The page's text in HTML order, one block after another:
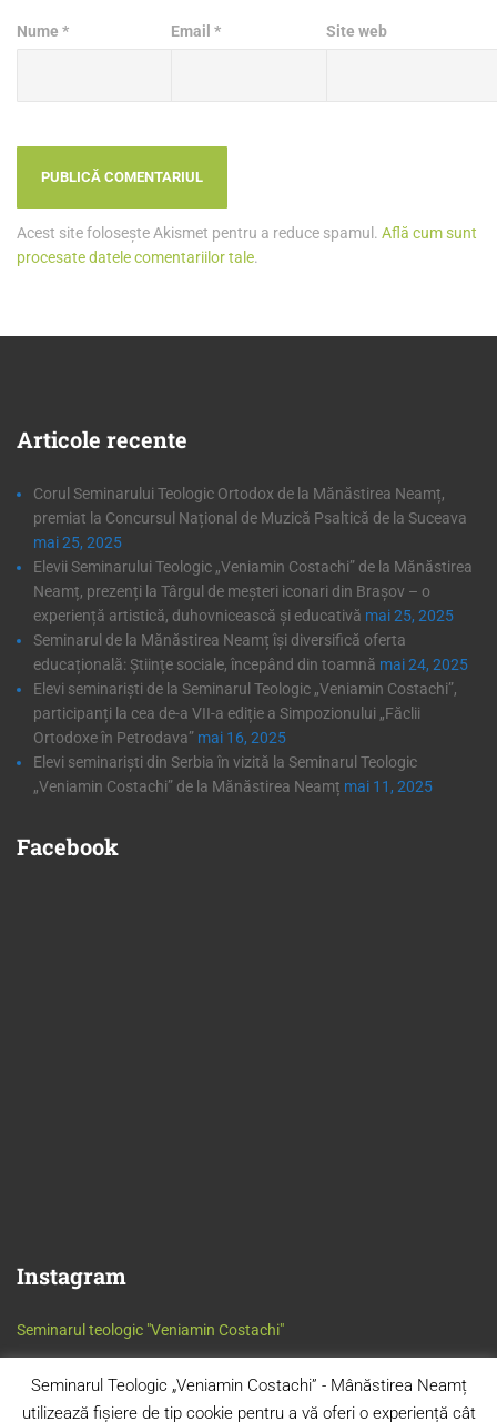
Nume * Email* Site web
Acest site folosește Akismet pentru a reduce spamul. Află cum sunt
procesate datele comentariilor tale.
Articole recente
Corul Seminarului Teologic Ortodox de la Mănăstirea Neamț,
premiat la Concursul Național de Muzică Psaltică de la Suceava
mai 25, 2025
Elevii Seminarului Teologic „Veniamin Costachi” de la Mănăstirea
Neamț, prezenți la Târgul de meșteri iconari din Brașov – o
experiență artistică, duhovnicească și educativă mai 25, 2025
Seminarul de la Mănăstirea Neamț își diversifică oferta
educațională: Științe sociale, începând din toamnă mai 24, 2025
Elevi seminariști de la Seminarul Teologic „Veniamin Costachi”,
participanți la cea de-a VII-a ediție a Simpozionului „Făclii
Ortodoxe în Petrodava” mai 16, 2025
Elevi seminariști din Serbia în vizită la Seminarul Teologic
„Veniamin Costachi” de la Mănăstirea Neamț mai 11, 2025
Facebook
Instagram
Seminarul teologic "Veniamin Costachi"
Seminarul Teologic „Veniamin Costachi” - Mânăstirea Neamț
utilizează fișiere de tip cookie pentru a vă oferi o experiență cât